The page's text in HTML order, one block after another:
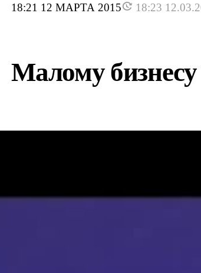
18:21 12 МАРТА 2015 18:23
Малому бизнесу